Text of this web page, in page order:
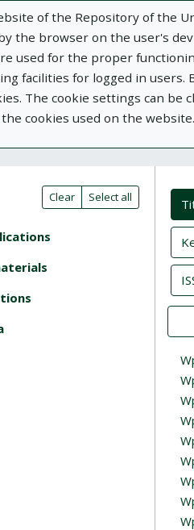
of the Repository of the
the browser on the user's
used for the proper
facilities for logged in users.
The cookie settings can be
cookies used on the website.
of Life Sciences
Clear Select all
content reloading)